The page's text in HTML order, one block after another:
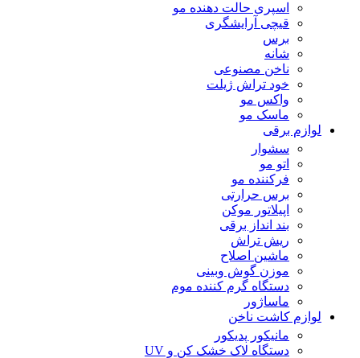
اسپری حالت دهنده مو
قیچی آرایشگری
برس
شانه
ناخن مصنوعی
خود تراش ژیلت
واکس مو
ماسک مو
لوازم برقی
سشوار
اتو مو
فرکننده مو
برس حرارتی
اپیلاتور موکن
بند انداز برقی
ریش تراش
ماشین اصلاح
موزن گوش وبینی
دستگاه گرم کننده موم
ماساژور
لوازم کاشت ناخن
مانیکور پدیکور
دستگاه لاک خشک کن و UV